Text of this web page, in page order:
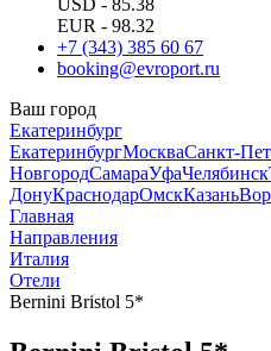
USD - 85.38
EUR - 98.32
+7 (343) 385 60 67
booking@evroport.ru
Ваш город
Екатеринбург
ЕкатеринбургМоскваСанкт-
НовгородСамараУфаЧелябинск
ДонуКраснодарОмскКазань
Главная
Направления
Италия
Отели
Bernini Bristol 5*